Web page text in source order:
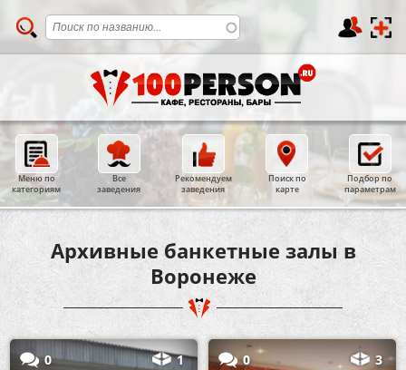
Меню по
категориям
Все
заведения
Рекомендуем
заведения
Поиск по
карте
Подбор по
параметрам
Архивные банкетные залы в
Воронеже
0 1 0 3